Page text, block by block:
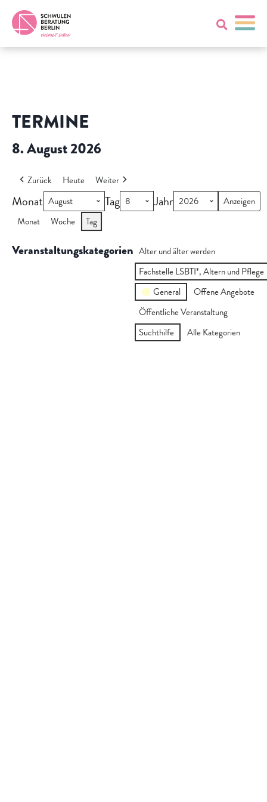
TERMINE
8. August 2026
Zurück Heute Weiter
Monat Tag Jahr
Monat Woche Tag
Veranstaltungskategorien Alter und älter werden
Fachstelle LSBTI*, Altern und Pflege
General
Offene Angebote
Öffentliche Veranstaltung
Suchthilfe
Alle Kategorien